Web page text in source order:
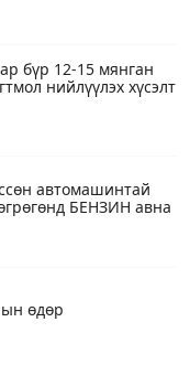
бүр 12-15 мянган
нийлүүлэх хүсэлт
автомашинтай
БЕНЗИН авна
өдөр